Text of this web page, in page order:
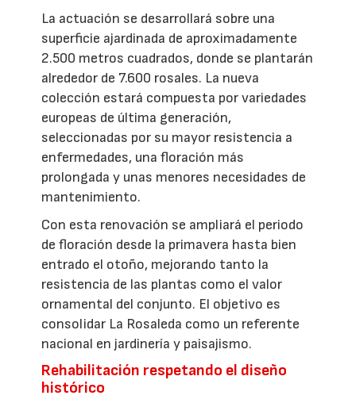
La actuación se desarrollará sobre una
superficie ajardinada de aproximadamente
2.500 metros cuadrados, donde se plantarán
alrededor de 7.600 rosales. La nueva
colección estará compuesta por variedades
europeas de última generación,
seleccionadas por su mayor resistencia a
enfermedades, una floración más
prolongada y unas menores necesidades de
mantenimiento.
Con esta renovación se ampliará el periodo
de floración desde la primavera hasta bien
entrado el otoño, mejorando tanto la
resistencia de las plantas como el valor
ornamental del conjunto. El objetivo es
consolidar La Rosaleda como un referente
nacional en jardinería y paisajismo.
Rehabilitación respetando el diseño
histórico